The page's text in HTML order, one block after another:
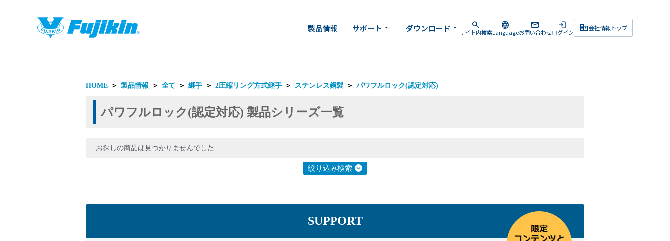
corporate_fare会社情報トップ
search
サイト内検索
language
Language
mail
お問い合わせ
login
ログイン
製品情報 サポート arrow_drop_down ダウンロード arrow_drop_down
製品情報
HOME ＞ 製品情報 ＞ 全て ＞ 継手 ＞ 2圧縮リング方式継手 ＞ ステンレス鋼製 ＞ パワフルロック(認定対応)
パワフルロック(認定対応) 製品シリーズ一覧
お探しの商品は見つかりませんでした
絞り込み検索
SUPPORT